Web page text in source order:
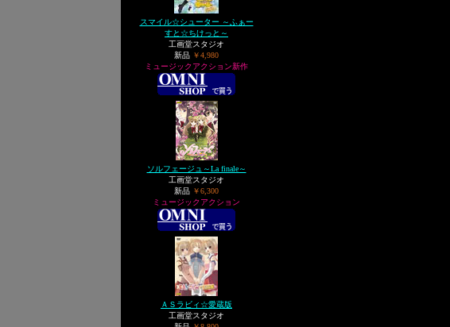
スマイル☆シューター ～ふぁー
すと☆ちけっと～
工画堂スタジオ
新品 ￥4,980
ミュージックアクション新作
ソルフェージュ～La finale～
工画堂スタジオ
新品 ￥6,300
ミュージックアクション
ＡＳラビィ☆愛蔵版
工画堂スタジオ